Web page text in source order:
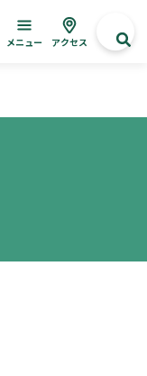
メニュー アクセス